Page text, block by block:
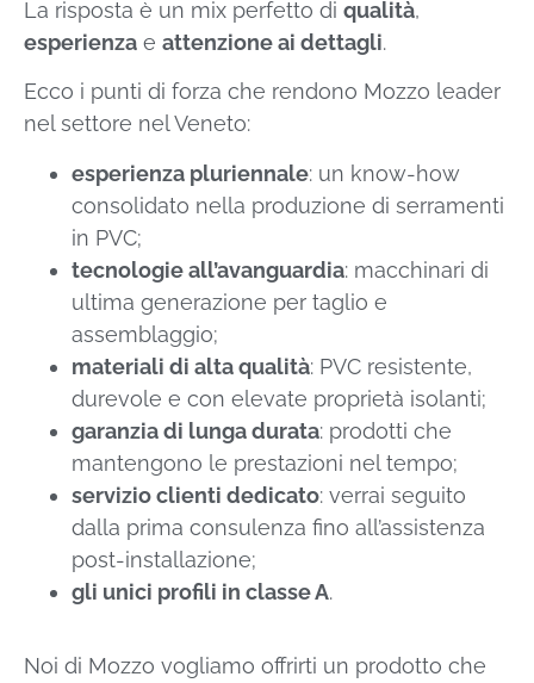
La risposta è un mix perfetto di qualità,
esperienza e attenzione ai dettagli.
Ecco i punti di forza che rendono Mozzo leader
nel settore nel Veneto:
esperienza pluriennale: un know-how
consolidato nella produzione di serramenti
in PVC;
tecnologie all’avanguardia: macchinari di
ultima generazione per taglio e
assemblaggio;
materiali di alta qualità: PVC resistente,
durevole e con elevate proprietà isolanti;
garanzia di lunga durata: prodotti che
mantengono le prestazioni nel tempo;
servizio clienti dedicato: verrai seguito
dalla prima consulenza fino all’assistenza
post-installazione;
gli unici profili in classe A.
Noi di Mozzo vogliamo offrirti un prodotto che